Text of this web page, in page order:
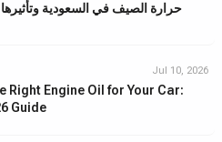
حرارة الصيف في السعودية
Jul 10, 2026
Right Engine Oil for Your Car:
Guide